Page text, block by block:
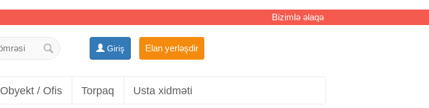
Bizimlə əlaqə
Giriş Elan yerləşdir
Obyekt / Ofis Torpaq Usta xidməti